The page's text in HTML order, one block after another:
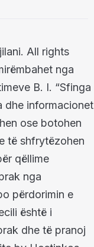
All rights
nga
B. I. “Sfinga
dhe informacionet
ose botohen
të shfrytëzohen
qëllime
nga
përdorimin e
është i
dhe të pranoj